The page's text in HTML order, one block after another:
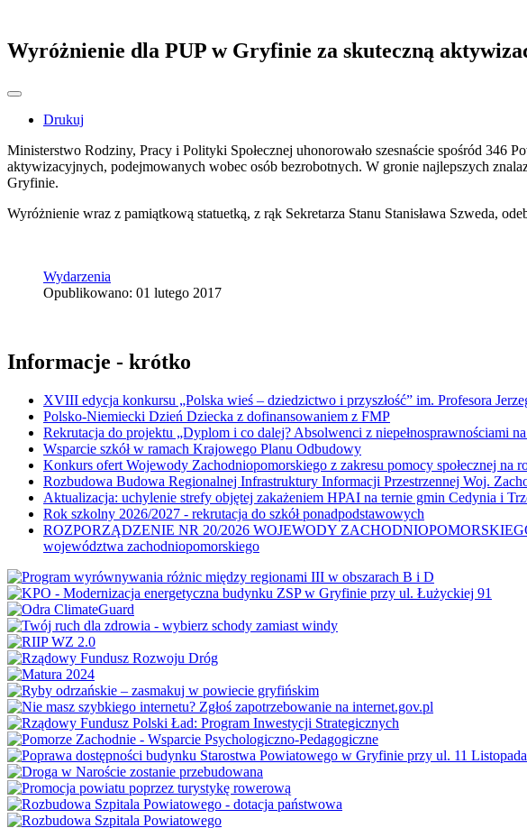
Wyróżnienie dla PUP w Gryfinie za skuteczną
Drukuj
Ministerstwo Rodziny, Pracy i Polityki Społecznej uhonorowało szesnaście spośród 346
aktywizacyjnych, podejmowanych wobec osób bezrobotnych. W gronie najlepszych
Gryfinie.
Wyróżnienie wraz z pamiątkową statuetką, z rąk Sekretarza Stanu Stanisława Szweda,
Wydarzenia
Opublikowano: 01 lutego 2017
Informacje - krótko
XVIII edycja konkursu „Polska wieś – dziedzictwo i przyszłość” im. Profesora
Polsko-Niemiecki Dzień Dziecka z dofinansowaniem z FMP
Rekrutacja do projektu „Dyplom i co dalej? Absolwenci z niepełnosprawnościami
Wsparcie szkół w ramach Krajowego Planu Odbudowy
Konkurs ofert Wojewody Zachodniopomorskiego z zakresu pomocy społecznej na
Rozbudowa Budowa Regionalnej Infrastruktury Informacji Przestrzennej Woj.
Aktualizacja: uchylenie strefy objętej zakażeniem HPAI na ternie gmin Cedynia i
Rok szkolny 2026/2027 - rekrutacja do szkół ponadpodstawowych
ROZPORZĄDZENIE NR 20/2026 WOJEWODY
województwa zachodniopomorskiego